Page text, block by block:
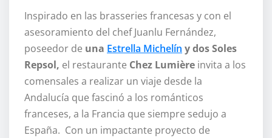
Inspirado en las brasseries francesas y con el
asesoramiento del chef Juanlu Fernández,
poseedor de una Estrella Michelín y dos Soles
Repsol, el restaurante Chez Lumière invita a los
comensales a realizar un viaje desde la
Andalucía que fascinó a los románticos
franceses, a la Francia que siempre sedujo a
España. Con un impactante proyecto de